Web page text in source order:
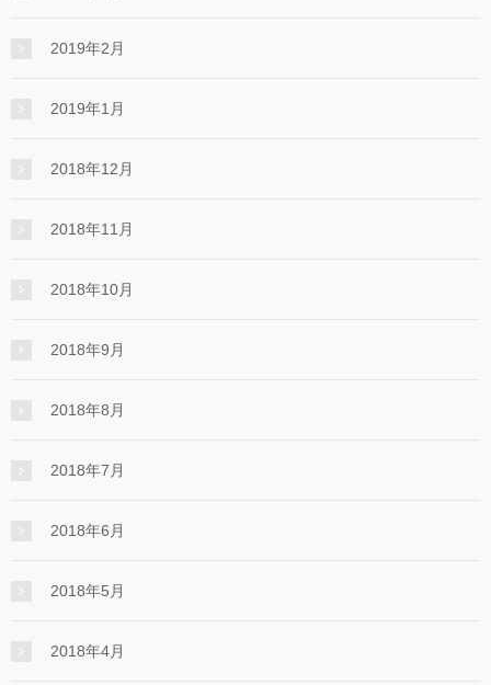
2019年2月
2019年1月
2018年12月
2018年11月
2018年10月
2018年9月
2018年8月
2018年7月
2018年6月
2018年5月
2018年4月